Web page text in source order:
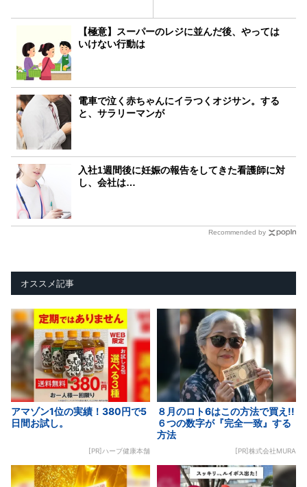
【極意】スーパーのレジに並んだ後、やっては
いけない行動は
電車で泣く赤ちゃんにイラつくオジサン。する
と、サラリーマンが
入社1週間後に妊娠の報告をしてきた看護師に対
し、会社は…
Recommended by
オススメ記事
アマゾン1位の実績！380円で5
日間お試し。
[PR]ハーブ健康本舗
８月のロト6はこの方法で買え!!
６つの数字が『完全一致』する
方法
[PR]株式会社MURA